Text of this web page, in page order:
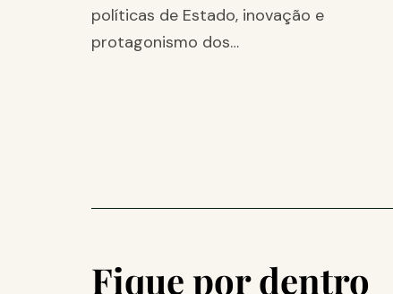
políticas de Estado, inovação e
protagonismo dos…
Fique por dentro